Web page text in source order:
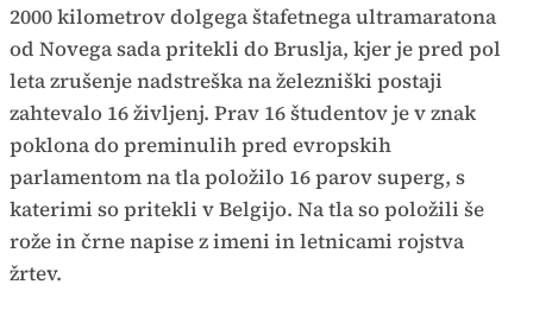
2000 kilometrov dolgega štafetnega ultramaratona
od Novega sada pritekli do Bruslja, kjer je pred pol
leta zrušenje nadstreška na železniški postaji
zahtevalo 16 življenj. Prav 16 študentov je v znak
poklona do preminulih pred evropskih
parlamentom na tla položilo 16 parov superg, s
katerimi so pritekli v Belgijo. Na tla so položili še
rože in črne napise z imeni in letnicami rojstva
žrtev.